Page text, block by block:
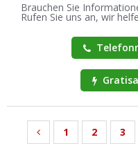
Brauchen Sie
Rufen Sie uns an, wir
1 2 3